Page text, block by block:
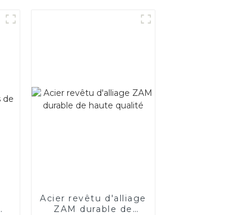
Acier revêtu d'alliage
ZAM durable de